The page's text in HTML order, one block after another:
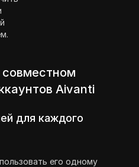
совместном
Aivanti
для каждого
его одному